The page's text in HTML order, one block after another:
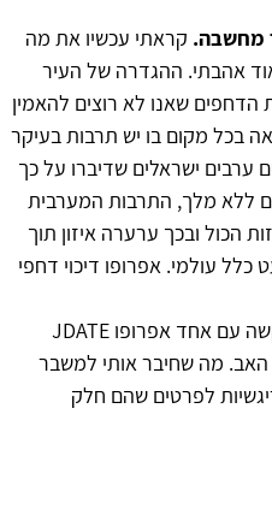
מחשבה. קראתי עכשיו את מה
אהבתי. ההגדרה של העיר
הדחפים שאנו לא רוצים להאמין
בכל מקום בו יש תרבות בעיקר
ערבים ישראלים שדיברו על כך
ללא מלך, התרבות המערבית
הכול ובכך ערערה איזון תוך
עולמי. אפרופו דיכוי דחפי
היה מעניין מאוד גם הדיבור על קשה עם אחד אפרופו JDATE
האב. מה שחיבר אותי למשבר
לפרטים שהם חלק